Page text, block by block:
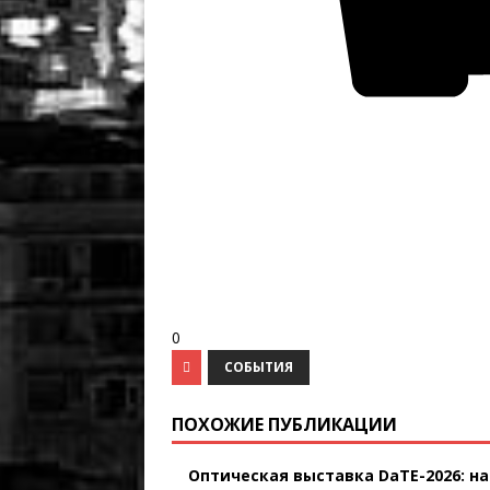
0
СОБЫТИЯ
ПОХОЖИЕ ПУБЛИКАЦИИ
Оптическая выставка DaTE-2026: на